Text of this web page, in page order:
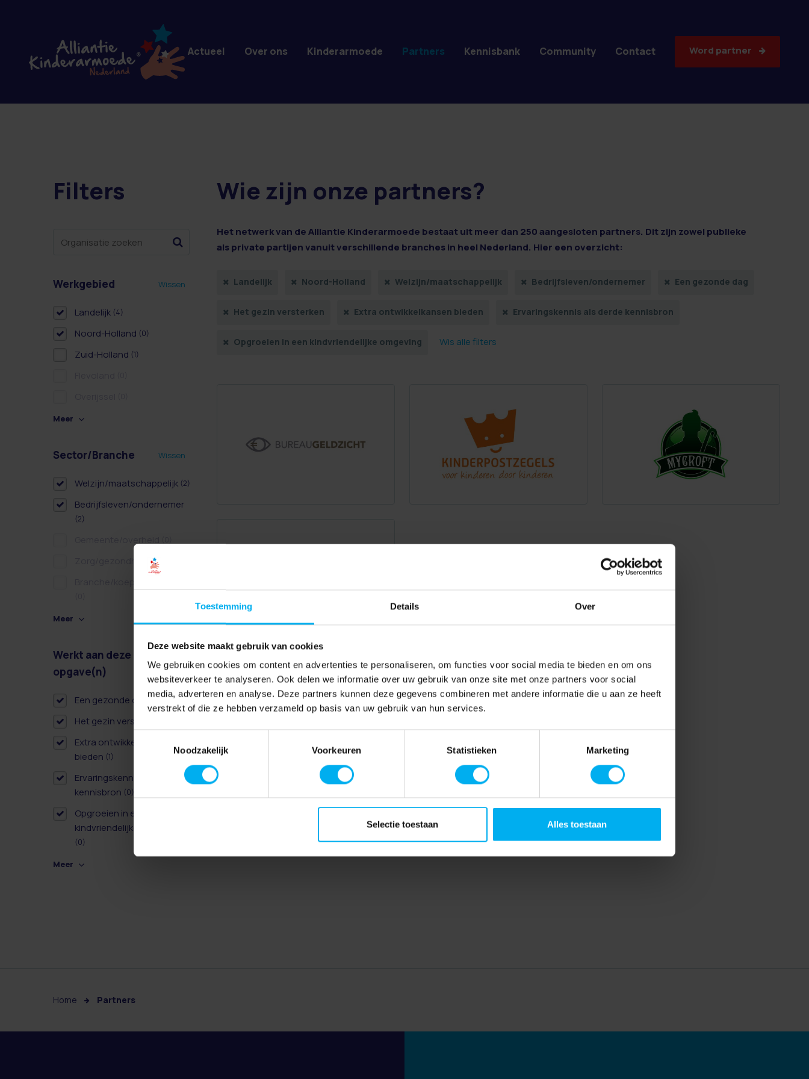
Toestemming Details Over
Deze website maakt gebruik van cookies
We gebruiken cookies om content en advertenties te personaliseren, om functies voor social media te bieden en om ons
websiteverkeer te analyseren. Ook delen we informatie over uw gebruik van onze site met onze partners voor social
media, adverteren en analyse. Deze partners kunnen deze gegevens combineren met andere informatie die u aan ze heeft
verstrekt of die ze hebben verzameld op basis van uw gebruik van hun services.
Noodzakelijk
Voorkeuren Statistieken Marketing
Selectie toestaan Alles toestaan
4 resultaten
Filters
Werkgebied Wissen
Landelijk (4)
Noord-Holland (0)
Zuid-Holland (1)
Meer
Sector/Branche Wissen
Welzijn/maatschappelijk (2)
Bedrijfsleven/ondernemer
(2)
Zorg/gezondheidszorg
Meer
Werkt aan deze
opgave(n)
Een gezonde dag(2)
Het gezin versterken
Extra ontwikkelkansen
bieden (1)
Ervaringskennis als derde
kennisbron (0)
Opgroeien in een
kindvriendelijke omgeving
(0)
Meer
Wie zijn onze partners?
Het netwerk van de Alliantie Kinderarmoede bestaat uit meer dan 250 aangesloten partners. Dit zijn zowel publieke
als private partijen vanuit verschillende branches in heel Nederland. Hier een overzicht:
Landelijk Noord-Holland Welzijn/maatschappelijk Bedrijfsleven/ondernemer Een gezonde dag
Het gezin versterken Extra ontwikkelkansen bieden Ervaringskennis als derde kennisbron
Opgroeien in een kindvriendelijke omgeving Wis alle filters
Home Partners
Actueel Over ons Kinderarmoede Partners Kennisbank Community Contact Word partner